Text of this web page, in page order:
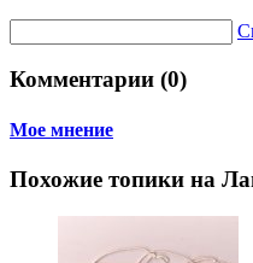
Комментарии (0)
Мое мнение
Похожие топики на